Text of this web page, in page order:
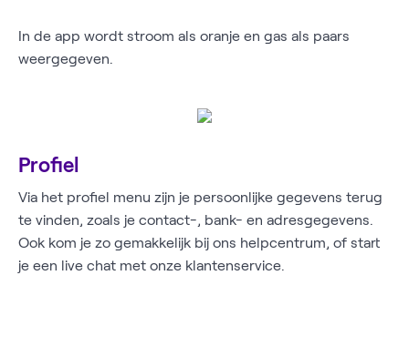
In de app wordt stroom als oranje en gas als paars
weergegeven.
Profiel
Via het profiel menu zijn je persoonlijke gegevens terug
te vinden, zoals je contact-, bank- en adresgegevens.
Ook kom je zo gemakkelijk bij ons helpcentrum, of start
je een live chat met onze klantenservice.